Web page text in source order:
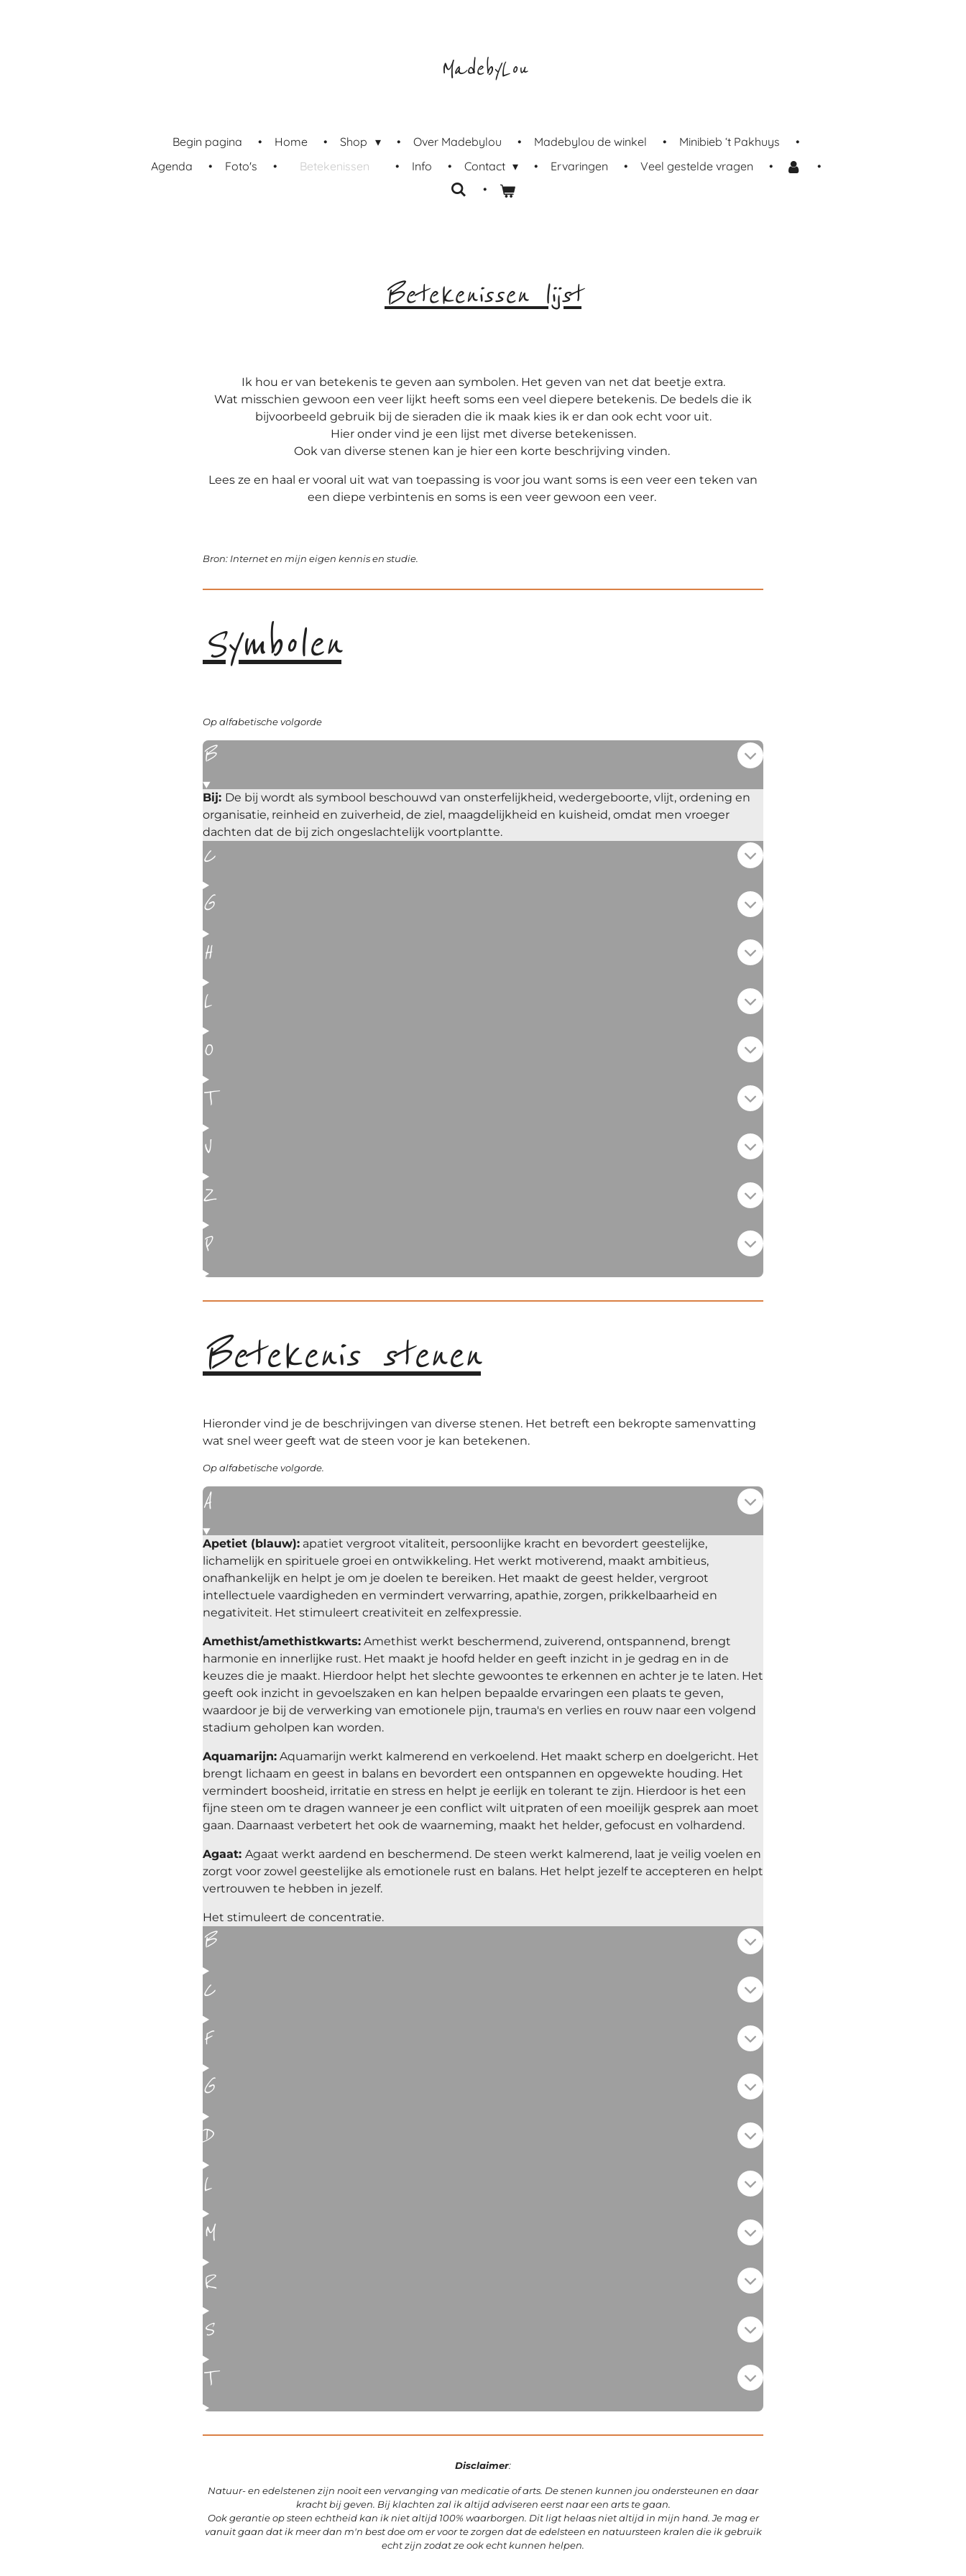
MadebyLou
Begin pagina Home Shop Over Madebylou Madebylou de winkel
Minibieb ‘t Pakhuys
Agenda
Foto's Betekenissen Info Contact Ervaringen Veel gestelde vragen
Betekenissen lijst
Ik hou er van betekenis te geven aan symbolen. Het geven van net dat beetje extra.
Wat misschien gewoon een veer lijkt heeft soms een veel diepere betekenis. De bedels die ik
bijvoorbeeld gebruik bij de sieraden die ik maak kies ik er dan ook echt voor uit.
Hier onder vind je een lijst met diverse betekenissen.
Ook van diverse stenen kan je hier een korte beschrijving vinden.
Lees ze en haal er vooral uit wat van toepassing is voor jou want soms is een veer een teken van
een diepe verbintenis en soms is een veer gewoon een veer.
Bron: Internet en mijn eigen kennis en studie.
Symbolen
Op alfabetische volgorde
B
Bij: De bij wordt als symbool beschouwd van onsterfelijkheid, wedergeboorte, vlijt, ordening en
organisatie, reinheid en zuiverheid, de ziel, maagdelijkheid en kuisheid, omdat men vroeger
dachten dat de bij zich ongeslachtelijk voortplantte.
C
G
H
L
O
T
V
Z
P
Betekenis stenen
Hieronder vind je de beschrijvingen van diverse stenen. Het betreft een bekropte samenvatting
wat snel weer geeft wat de steen voor je kan betekenen.
Op alfabetische volgorde.
A
Apetiet (blauw): apatiet vergroot vitaliteit, persoonlijke kracht en bevordert geestelijke,
lichamelijk en spirituele groei en ontwikkeling. Het werkt motiverend, maakt ambitieus,
onafhankelijk en helpt je om je doelen te bereiken. Het maakt de geest helder, vergroot
intellectuele vaardigheden en vermindert verwarring, apathie, zorgen, prikkelbaarheid en
negativiteit. Het stimuleert creativiteit en zelfexpressie.
Amethist/amethistkwarts: Amethist werkt beschermend, zuiverend, ontspannend, brengt
harmonie en innerlijke rust. Het maakt je hoofd helder en geeft inzicht in je gedrag en in de
keuzes die je maakt. Hierdoor helpt het slechte gewoontes te erkennen en achter je te laten. Het
geeft ook inzicht in gevoelszaken en kan helpen bepaalde ervaringen een plaats te geven,
waardoor je bij de verwerking van emotionele pijn, trauma's en verlies en rouw naar een volgend
stadium geholpen kan worden.
Aquamarijn: Aquamarijn werkt kalmerend en verkoelend. Het maakt scherp en doelgericht. Het
brengt lichaam en geest in balans en bevordert een ontspannen en opgewekte houding. Het
vermindert boosheid, irritatie en stress en helpt je eerlijk en tolerant te zijn. Hierdoor is het een
fijne steen om te dragen wanneer je een conflict wilt uitpraten of een moeilijk gesprek aan moet
gaan. Daarnaast verbetert het ook de waarneming, maakt het helder, gefocust en volhardend.
Agaat: Agaat werkt aardend en beschermend. De steen werkt kalmerend, laat je veilig voelen en
zorgt voor zowel geestelijke als emotionele rust en balans. Het helpt jezelf te accepteren en helpt
vertrouwen te hebben in jezelf.
Het stimuleert de concentratie.
B
C
F
G
D
L
M
R
S
T
Disclaimer:
Natuur- en edelstenen zijn nooit een vervanging van medicatie of arts. De stenen kunnen jou ondersteunen en daar
kracht bij geven. Bij klachten zal ik altijd adviseren eerst naar een arts te gaan.
Ook gerantie op steen echtheid kan ik niet altijd 100% waarborgen. Dit ligt helaas niet altijd in mijn hand. Je mag er
vanuit gaan dat ik meer dan m'n best doe om er voor te zorgen dat de edelsteen en natuursteen kralen die ik gebruik
echt zijn zodat ze ook echt kunnen helpen.